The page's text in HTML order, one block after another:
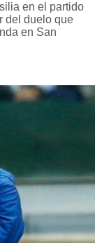
en el partido
del duelo que
en San